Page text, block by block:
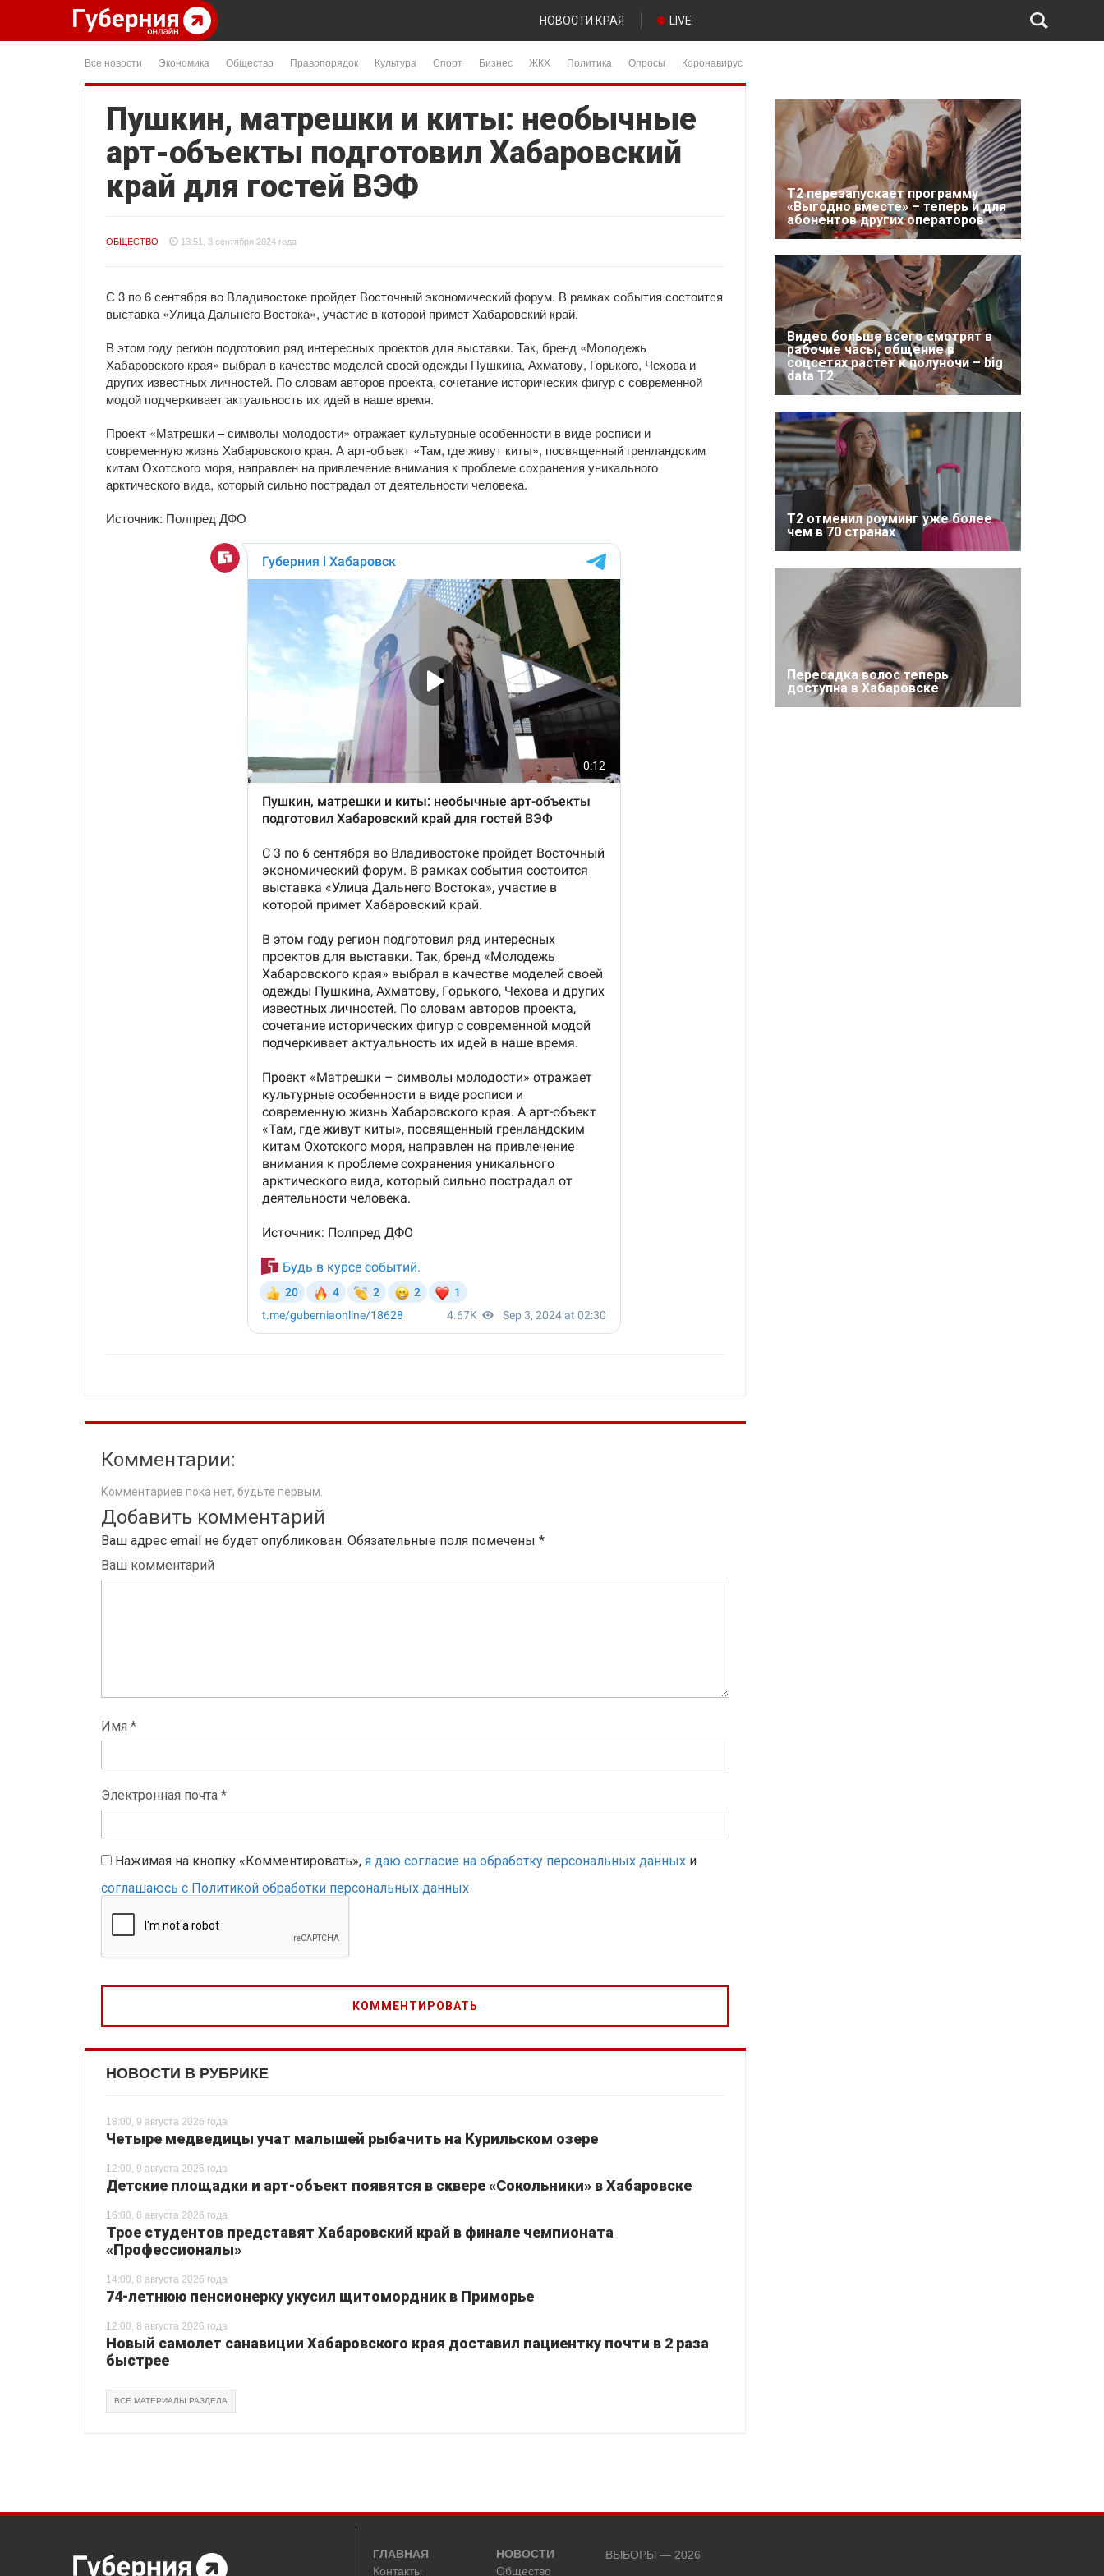
НОВОСТИ КРАЯ LIVE
Все новости Экономика Общество Правопорядок Культура Спорт Бизнес ЖКХ Политика Опросы Коронавирус
Пушкин, матрешки и киты: необычные
арт-объекты подготовил Хабаровский
край для гостей ВЭФ
ОБЩЕСТВО 13:51, 3 сентября 2024 года
С 3 по 6 сентября во Владивостоке пройдет Восточный экономический форум. В рамках события состоится
выставка «Улица Дальнего Востока», участие в которой примет Хабаровский край.
В этом году регион подготовил ряд интересных проектов для выставки. Так, бренд «Молодежь
Хабаровского края» выбрал в качестве моделей своей одежды Пушкина, Ахматову, Горького, Чехова и
других известных личностей. По словам авторов проекта, сочетание исторических фигур с современной
модой подчеркивает актуальность их идей в наше время.
Проект «Матрешки – символы молодости» отражает культурные особенности в виде росписи и
современную жизнь Хабаровского края. А арт-объект «Там, где живут киты», посвященный гренландским
китам Охотского моря, направлен на привлечение внимания к проблеме сохранения уникального
арктического вида, который сильно пострадал от деятельности человека.
Источник: Полпред ДФО
Комментарии:
Комментариев пока нет, будьте первым.
Добавить комментарий
Ваш адрес email не будет опубликован. Обязательные поля помечены *
Ваш комментарий
Имя *
Электронная почта *
Нажимая на кнопку «Комментировать», я даю согласие на обработку персональных данных и
соглашаюсь с Политикой обработки персональных данных
НОВОСТИ В РУБРИКЕ
18:00, 9 августа 2026 года
Четыре медведицы учат малышей рыбачить на Курильском озере
12:00, 9 августа 2026 года
Детские площадки и арт-объект появятся в сквере «Сокольники» в Хабаровске
16:00, 8 августа 2026 года
Трое студентов представят Хабаровский край в финале чемпионата
«Профессионалы»
14:00, 8 августа 2026 года
74-летнюю пенсионерку укусил щитомордник в Приморье
12:00, 8 августа 2026 года
Новый самолет санавиции Хабаровского края доставил пациентку почти в 2 раза
быстрее
ВСЕ МАТЕРИАЛЫ РАЗДЕЛА
Т2 перезапускает программу
«Выгодно вместе» – теперь и для
абонентов других операторов
Видео больше всего смотрят в
рабочие часы, общение в
соцсетях растет к полуночи – big
data T2
Т2 отменил роуминг уже более
чем в 70 странах
Пересадка волос теперь
доступна в Хабаровске
ГЛАВНАЯ
Контакты
НОВОСТИ
Общество
ВЫБОРЫ — 2026